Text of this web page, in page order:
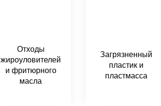
Отходы
жироуловителей
и фритюрного
масла
Загрязненный
пластик и
пластмасса